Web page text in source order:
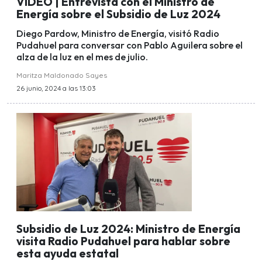
Energía sobre el Subsidio de Luz 2024
Diego Pardow, Ministro de Energía, visitó Radio
Pudahuel para conversar con Pablo Aguilera sobre el
alza de la luz en el mes de julio.
Maritza Maldonado Sayes
26 junio, 2024 a las 13:03
Subsidio de Luz 2024: Ministro de Energía
visita Radio Pudahuel para hablar sobre
esta ayuda estatal